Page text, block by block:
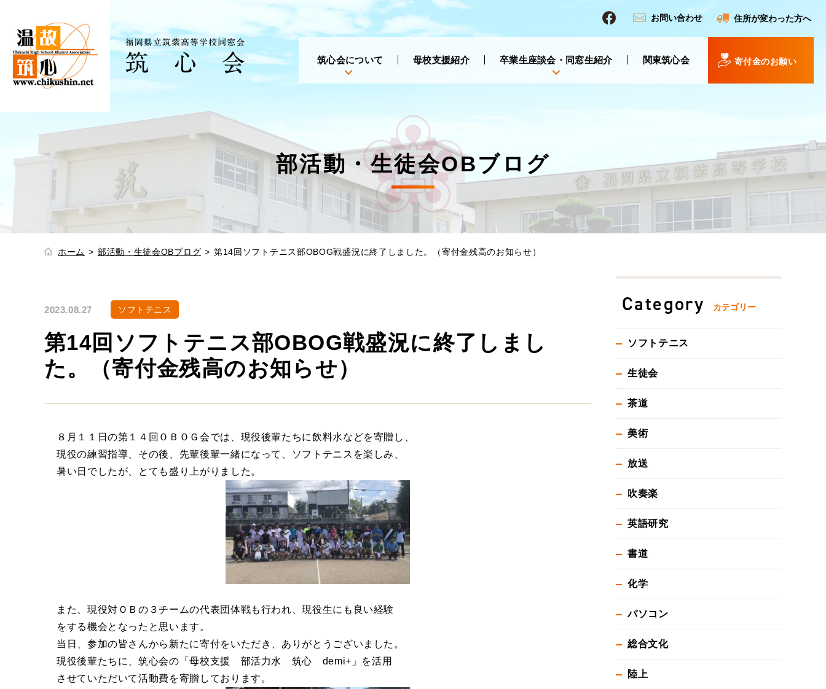
お問い合わせ 住所が変わった方へ
筑心会について 母校支援紹介 卒業生座談会・同窓生紹介 関東筑心会 寄付金のお願い
部活動・生徒会OBブログ
ホーム 部活動・生徒会OBブログ 第14回ソフトテニス部OBOG戦盛況に終了しました。（寄付金残高のお知らせ）
2023.08.27 ソフトテニス
第14回ソフトテニス部OBOG戦盛況に終了しまし
た。（寄付金残高のお知らせ）
８月１１日の第１４回ＯＢＯＧ会では、現役後輩たちに飲料水などを寄贈し、
現役の練習指導、その後、先輩後輩一緒になって、ソフトテニスを楽しみ、
暑い日でしたが、とても盛り上がりました。
また、現役対ＯＢの３チームの代表団体戦も行われ、現役生にも良い経験
をする機会となったと思います。
当日、参加の皆さんから新たに寄付をいただき、ありがとうございました。
現役後輩たちに、筑心会の「母校支援 部活力水 筑心 demi+」を活用
させていただいて活動費を寄贈しております。
Category カテゴリー
ソフトテニス
生徒会
茶道
美術
放送
吹奏楽
英語研究
書道
化学
パソコン
総合文化
陸上